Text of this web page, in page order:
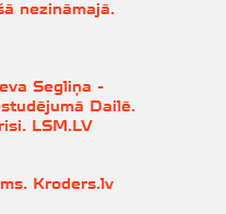
nezināmajā.
Segliņa -
Dailē.
LSM.LV
Kroders.lv